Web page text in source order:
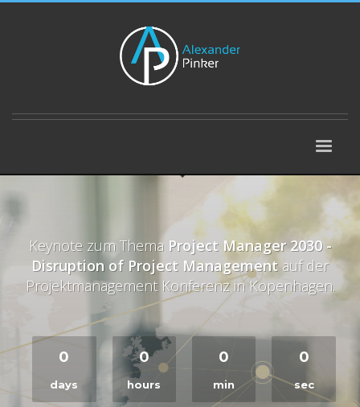
Keynote zum Thema Project Manager 2030 -
Disruption of Project Management auf der
Projektmanagement Konferenz in Kopenhagen.
0
days
0
hours
0
min
0
sec